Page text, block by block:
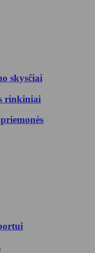
skysčiai
rinkiniai